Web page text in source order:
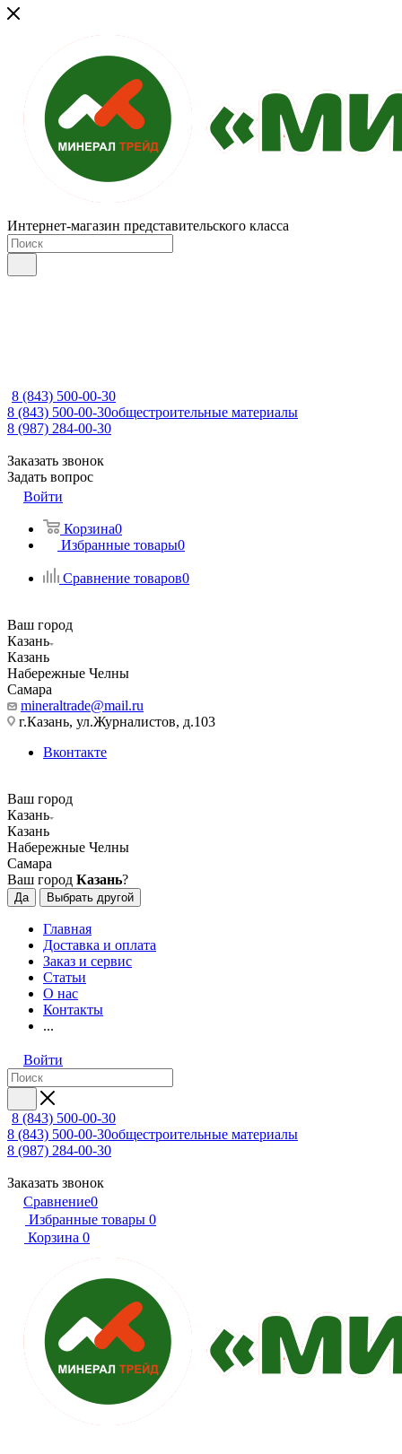
Интернет-магазин представительского класса
8 (843) 500-00-30
8 (843) 500-00-30общестроительные материалы
8 (987) 284-00-30
Заказать звонок
Задать вопрос
Войти
Корзина0
Избранные товары0
Сравнение товаров0
Ваш город
Казань
Казань
Набережные Челны
Самара
mineraltrade@mail.ru
г.Казань, ул.Журналистов, д.103
Вконтакте
Ваш город
Казань
Казань
Набережные Челны
Самара
Ваш город Казань?
Да Выбрать другой
Главная
Доставка и оплата
Заказ и сервис
Статьи
О нас
Контакты
...
Войти
8 (843) 500-00-30
8 (843) 500-00-30общестроительные материалы
8 (987) 284-00-30
Заказать звонок
Сравнение0
Избранные товары 0
Корзина 0